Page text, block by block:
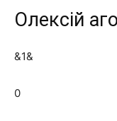
Олексій
&1&
0